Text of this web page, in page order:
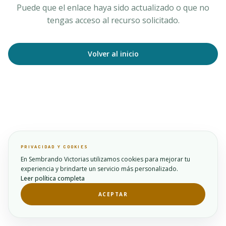
Puede que el enlace haya sido actualizado o que no
tengas acceso al recurso solicitado.
Volver al inicio
PRIVACIDAD Y COOKIES
En Sembrando Victorias utilizamos cookies para mejorar tu
experiencia y brindarte un servicio más personalizado.
Leer política completa
ACEPTAR